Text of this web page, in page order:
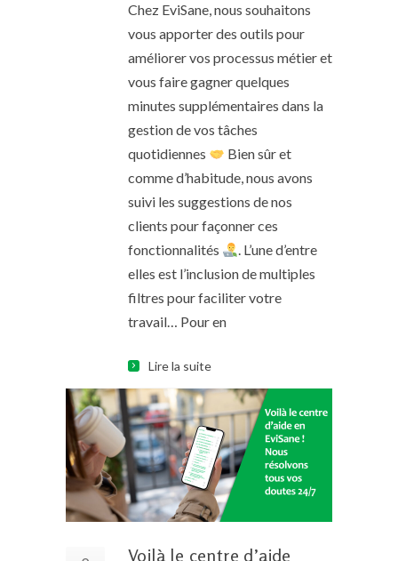
Chez EviSane, nous souhaitons
vous apporter des outils pour
améliorer vos processus métier et
vous faire gagner quelques
minutes supplémentaires dans la
gestion de vos tâches
quotidiennes
Bien sûr et
comme d’habitude, nous avons
suivi les suggestions de nos
clients pour façonner ces
fonctionnalités
. L’une d’entre
elles est l’inclusion de multiples
filtres pour faciliter votre
travail… Pour en
Lire la suite
Voilà le centre d’aide